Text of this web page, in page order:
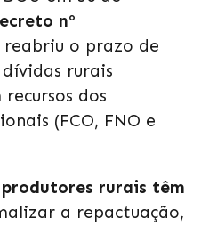
nº
reabriu o prazo de
rurais
dos
(FCO, FNO e
produtores rurais têm
a repactuação,